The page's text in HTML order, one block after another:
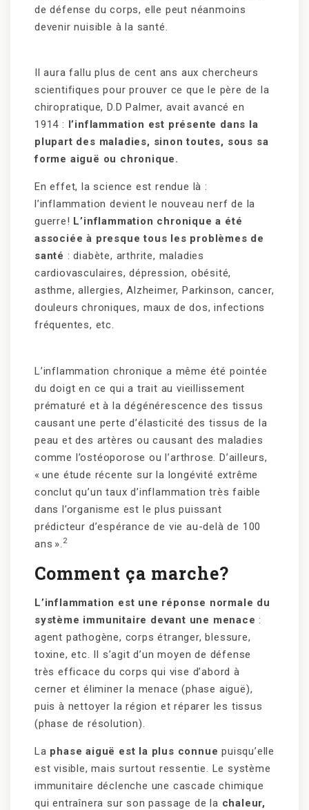
de défense du corps, elle peut néanmoins
devenir nuisible à la santé.
Il aura fallu plus de cent ans aux chercheurs
scientifiques pour prouver ce que le père de la
chiropratique, D.D Palmer, avait avancé en
1914 : l’inflammation est présente dans la
plupart des maladies, sinon toutes, sous sa
forme aiguë ou chronique.
En effet, la science est rendue là :
l’inflammation devient le nouveau nerf de la
guerre! L’inflammation chronique a été
associée à presque tous les problèmes de
santé : diabète, arthrite, maladies
cardiovasculaires, dépression, obésité,
asthme, allergies, Alzheimer, Parkinson, cancer,
douleurs chroniques, maux de dos, infections
fréquentes, etc.
L’inflammation chronique a même été pointée
du doigt en ce qui a trait au vieillissement
prématuré et à la dégénérescence des tissus
causant une perte d’élasticité des tissus de la
peau et des artères ou causant des maladies
comme l’ostéoporose ou l’arthrose. D’ailleurs,
« une étude récente sur la longévité extrême
conclut qu’un taux d’inflammation très faible
dans l’organisme est le plus puissant
prédicteur d’espérance de vie au-delà de 100
ans ». 2
Comment ça marche?
L’inflammation est une réponse normale du
système immunitaire devant une menace :
agent pathogène, corps étranger, blessure,
toxine, etc. Il s’agit d’un moyen de défense
très efficace du corps qui vise d’abord à
cerner et éliminer la menace (phase aiguë),
puis à nettoyer la région et réparer les tissus
(phase de résolution).
La phase aiguë est la plus connue puisqu’elle
est visible, mais surtout ressentie. Le système
immunitaire déclenche une cascade chimique
qui entraînera sur son passage de la chaleur,